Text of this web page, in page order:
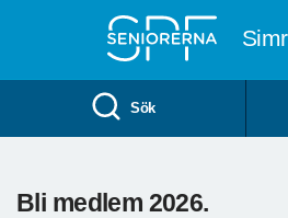
Sök
Bli medlem 2026.